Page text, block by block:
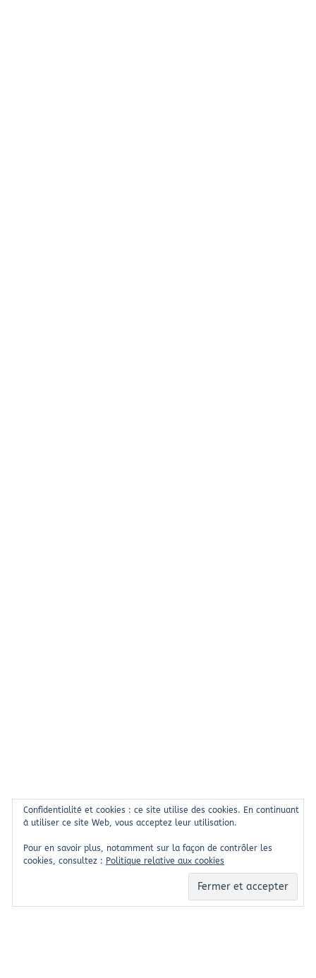
Confidentialité et cookies : ce site utilise des cookies. En continuant
à utiliser ce site Web, vous acceptez leur utilisation.
Pour en savoir plus, notamment sur la façon de contrôler les
cookies, consultez : Politique relative aux cookies